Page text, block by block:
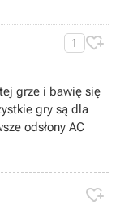
rozwój postaci
Bez przejścia tego
Czyli... Moja
Dziękuję.
1 
grze i bawię się
gry są dla
odsłony AC
